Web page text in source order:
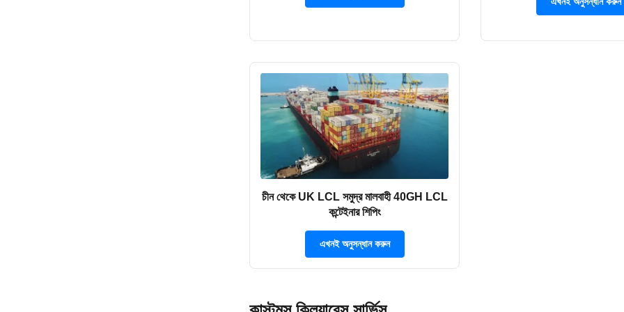
চীন থেকে UK LCL সমুদ্র মালবাহী 40GH LCL
কন্টেইনার শিপিং
এখনই অনুসন্ধান করুন